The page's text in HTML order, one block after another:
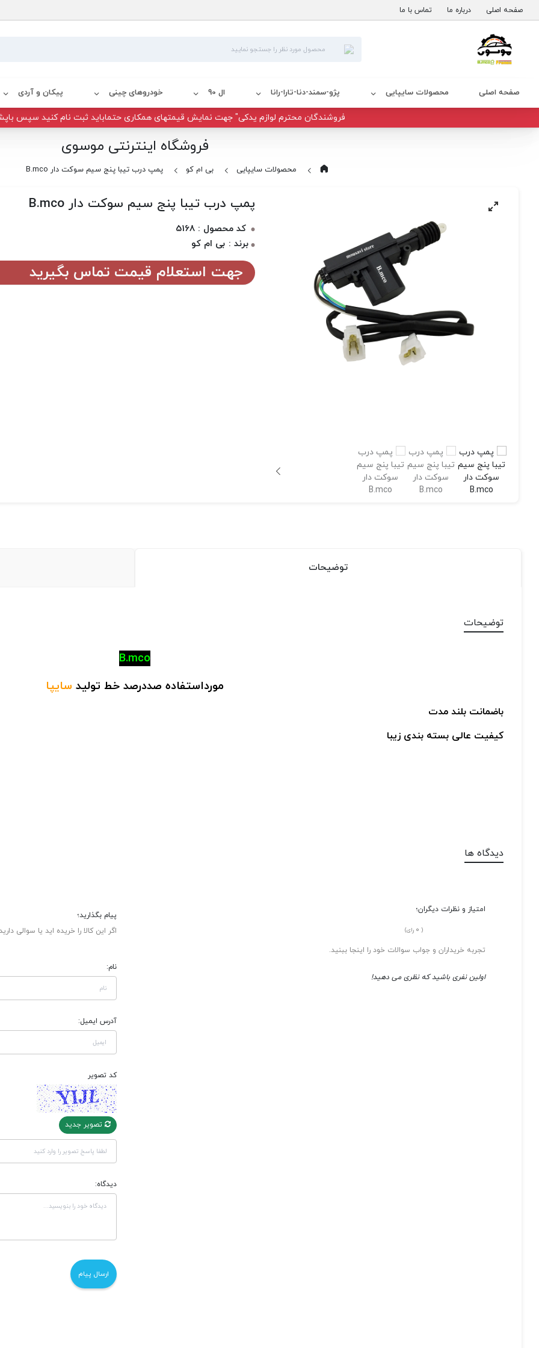
صفحه اصلی درباره ما تماس با ما
صفحه اصلی محصولات سایپایی پژو-سمند-دنا-تارا-رانا ال 90 خودروهای چینی پیکان و آردی
فروشندگان محترم لوازم یدکی" جهت نمایش قیمتهای همکاری حتماباید ثبت نام کنید سپس
فروشگاه اینترنتی موسوی
محصولات سایپایی بی ام کو پمپ درب تیبا پنج سیم سوکت دار B.mco
پمپ درب تیبا پنج سیم سوکت دار B.mco
کد محصول : 5168
برند : بی ام کو
جهت استعلام قیمت تماس بگیرید
توضیحات
توضیحات
B.mco
مورداستفاده صددرصد خط تولید سایپا
باضمانت بلند مدت
کیفیت عالی بسته بندی زیبا
دیدگاه ها
امتیاز و نظرات دیگران؛
(
0 رای)
تجربه خریداران و جواب سوالات خود را اینجا ببنید.
اولین نفری باشید که نظری می دهید!
پیام بگذارید؛
اگر این کالا را خریده اید یا سوالی
نام:
آدرس ایمیل:
کد تصویر
تصویر جدید
دیدگاه: